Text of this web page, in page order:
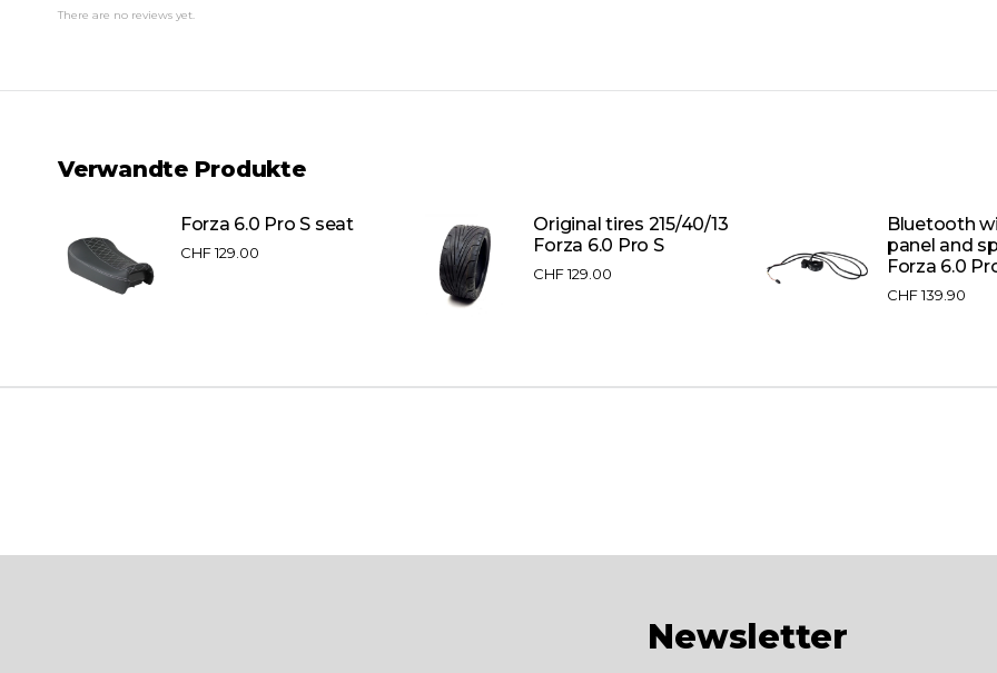
There are no reviews yet.
Verwandte Produkte
Forza 6.0 Pro S seat
CHF129.00
Original tires 215/40/13
Forza 6.0 Pro S
CHF129.00
Bluetooth
panel and
Forza 6.0
CHF139.90
Newsletter